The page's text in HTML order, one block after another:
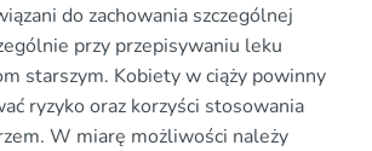
do zachowania szczególnej
przy przepisywaniu leku
starszym. Kobiety w ciąży powinny
ryzyko oraz korzyści stosowania
W miarę możliwości należy